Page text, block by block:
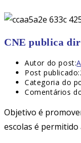
CNE publica
Autor do post:
Post publicado:
Categoria do
Comentários
Objetivo é
escolas é